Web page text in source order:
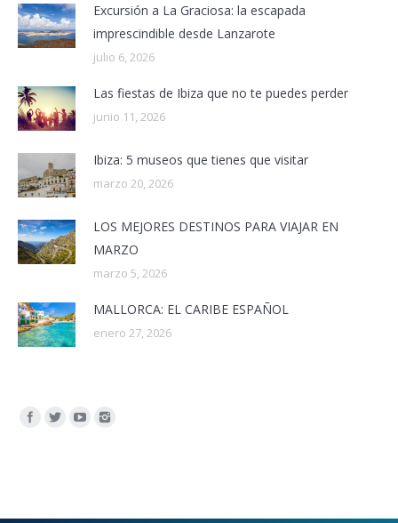
Excursión a La Graciosa: la escapada
imprescindible desde Lanzarote
julio 6, 2026
Las fiestas de Ibiza que no te puedes perder
junio 11, 2026
Ibiza: 5 museos que tienes que visitar
marzo 20, 2026
LOS MEJORES DESTINOS PARA VIAJAR EN
MARZO
marzo 5, 2026
MALLORCA: EL CARIBE ESPAÑOL
enero 27, 2026
Encuéntranos en: